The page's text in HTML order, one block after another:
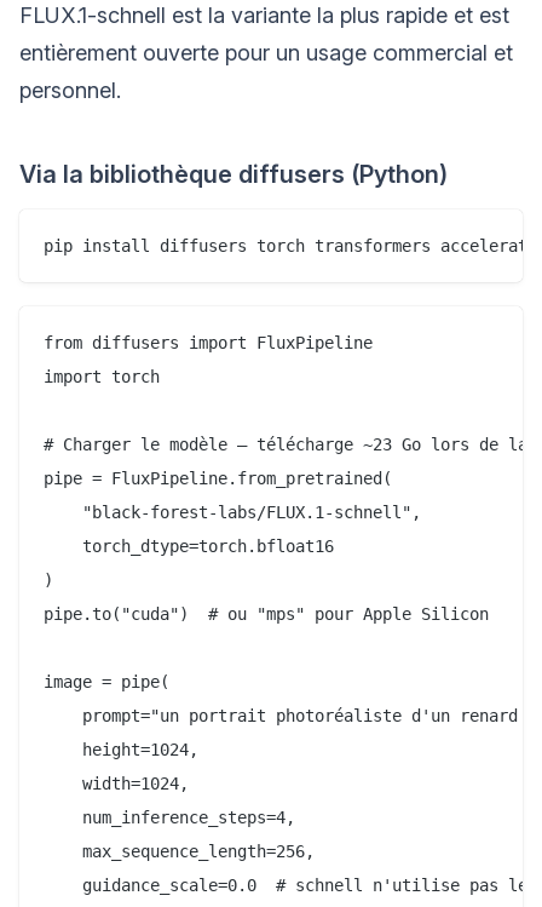
FLUX.1-schnell est la variante la plus rapide et est
entièrement ouverte pour un usage commercial et
personnel.
Via la bibliothèque diffusers (Python)
from diffusers import FluxPipeline
import torch
# Charger le modèle — télécharge ~23 Go lors de la
pipe = FluxPipeline.from_pretrained(
    "black-forest-labs/FLUX.1-schnell",
    torch_dtype=torch.bfloat16
)
pipe.to("cuda")  # ou "mps" pour Apple Silicon
image = pipe(
prompt="un portrait photoréaliste d'un renard
    height=1024,
    width=1024,
    num_inference_steps=4,
    max_sequence_length=256,
guidance_scale=0.0  # schnell n'utilise pas le